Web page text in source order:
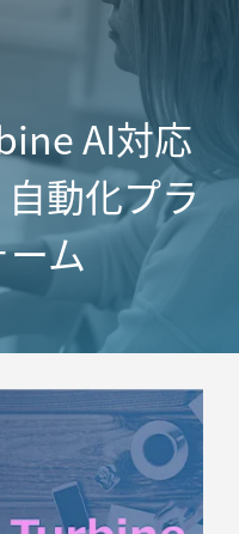
AI対応
動化プラ
ム